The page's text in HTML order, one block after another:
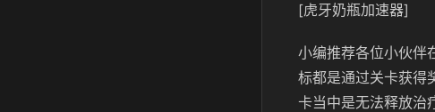
[虎牙奶瓶加速器]
小编推荐各位小伙伴
标都是通过关卡获得
卡当中是无法释放治